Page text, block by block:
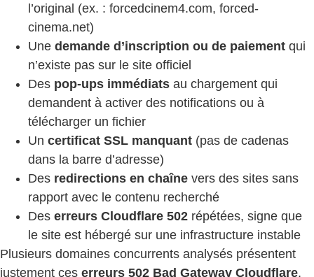
l’original (ex. : forcedcinem4.com, forced-
cinema.net)
Une demande d’inscription ou de paiement qui
n’existe pas sur le site officiel
Des pop-ups immédiats au chargement qui
demandent à activer des notifications ou à
télécharger un fichier
Un certificat SSL manquant (pas de cadenas
dans la barre d’adresse)
Des redirections en chaîne vers des sites sans
rapport avec le contenu recherché
Des erreurs Cloudflare 502 répétées, signe que
le site est hébergé sur une infrastructure instable
Plusieurs domaines concurrents analysés présentent
justement ces erreurs 502 Bad Gateway Cloudflare,